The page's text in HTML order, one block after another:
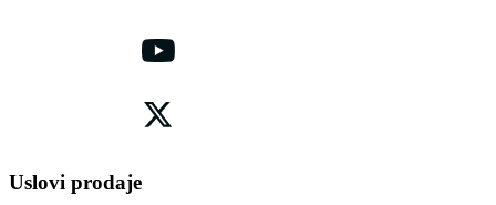
Uslovi prodaje